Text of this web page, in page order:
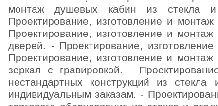
монтаж душевых кабин из стекла
Проектирование, изготовление и
Проектирование, изготовление и
дверей. - Проектирование,
Проектирование, изготовление и
зеркал с гравировкой. -
нестандартных конструкций из
индивидуальным заказам. -